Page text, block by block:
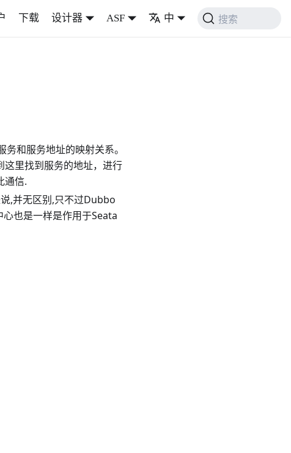
下载 设计器 ASF 中 搜索
和服务地址的映射关系。
里找到服务的地址，进行
通信.
,并无区别,只不过Dubbo
也是一样是作用于Seata